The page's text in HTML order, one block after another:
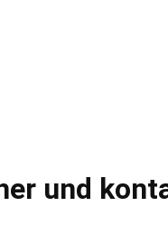
und